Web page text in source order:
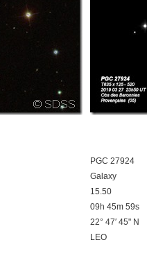
PGC 27924
Galaxy
15.50
09h 45m 59s
22° 47′ 45" N
LEO